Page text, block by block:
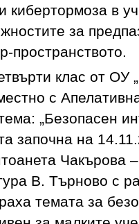
кибертормоза в
за
пространството.
клас от ОУ
с
„Безопасен
започна на
Чакърова
В. Търново с
темата за